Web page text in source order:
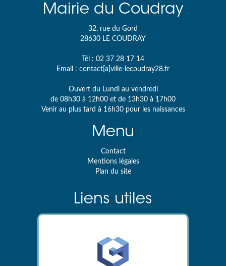
Mairie du Coudray
32, rue du Gord
28630 LE COUDRAY
Tél : 02 37 28 17 14
Email : contact[a]ville-lecoudray28.fr
Ouvert du Lundi au vendredi
de 08h30 à 12h00 et de 13h30 à 17h00
Venir au plus tard à 16h30 pour les naissances
Menu
Contact
Mentions légales
Plan du site
Liens utiles